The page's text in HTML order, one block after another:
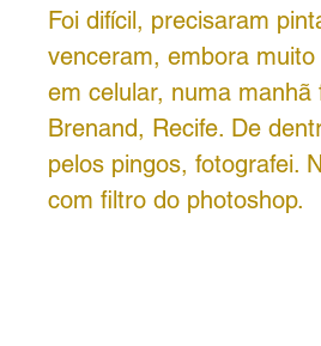
Foi difícil, precisaram
venceram, embora
em celular, numa
Brenand, Recife. De
pelos pingos, fotografei.
com filtro do photoshop.